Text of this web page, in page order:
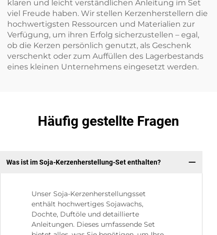
klaren und leicht verständlichen Anleitung im Set
viel Freude haben. Wir stellen Kerzenherstellern die
hochwertigsten Ressourcen und Materialien zur
Verfügung, um ihren Erfolg sicherzustellen – egal,
ob die Kerzen persönlich genutzt, als Geschenk
verschenkt oder zum Auffüllen des Lagerbestands
eines kleinen Unternehmens eingesetzt werden.
Häufig gestellte Fragen
Was ist im Soja-Kerzenherstellung-Set enthalten?
Unser Soja-Kerzenherstellungsset
enthält hochwertiges Sojawachs,
Dochte, Duftöle und detaillierte
Anleitungen. Dieses umfassende Set